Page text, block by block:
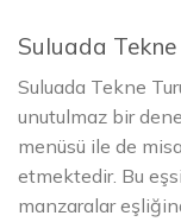
Suluada
Suluada Tekne
unutulmaz bir
menüsü ile de
etmektedir. Bu
manzaralar